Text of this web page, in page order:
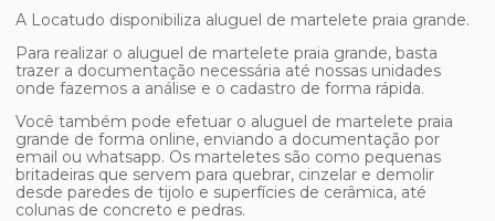
A Locatudo disponibiliza aluguel de martelete praia grande.
Para realizar o aluguel de martelete praia grande, basta
trazer a documentação necessária até nossas unidades
onde fazemos a análise e o cadastro de forma rápida.
Você também pode efetuar o aluguel de martelete praia
grande de forma online, enviando a documentação por
email ou whatsapp. Os marteletes são como pequenas
britadeiras que servem para quebrar, cinzelar e demolir
desde paredes de tijolo e superfícies de cerâmica, até
colunas de concreto e pedras.